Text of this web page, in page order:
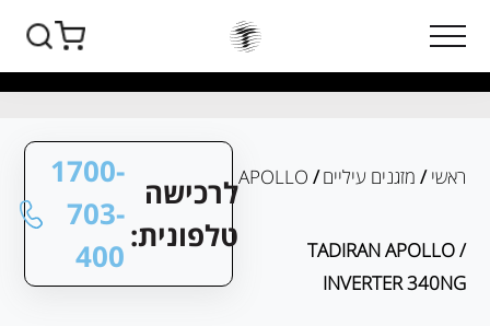
ראשי / מזגנים עיליים/
APOLLO
/ TADIRAN APOLLO
INVERTER 340NG
1700-
703-
400
לרכישה
טלפונית: